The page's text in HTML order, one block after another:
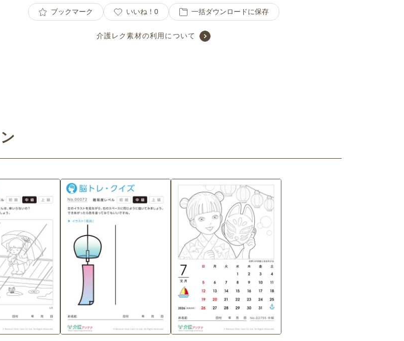
ブックマーク いいね！ 0 一括ダウンロードに保存
介護レク素材の利用について